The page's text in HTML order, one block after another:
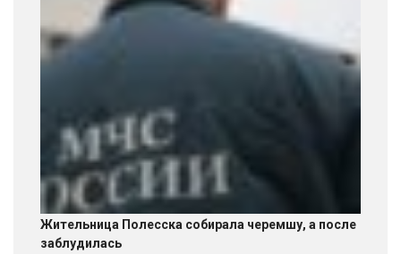
Жительница Полесска собирала черемшу, а после
заблудилась